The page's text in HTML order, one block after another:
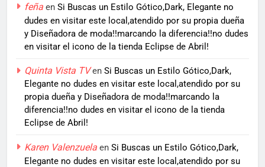
feña en Si Buscas un Estilo Gótico,Dark, Elegante no
dudes en visitar este local,atendido por su propia dueña
y Diseñadora de moda!!marcando la diferencia!!no dudes
en visitar el icono de la tienda Eclipse de Abril!
Quinta Vista TVen Si Buscas un Estilo Gótico,Dark,
Elegante no dudes en visitar este local,atendido por su
propia dueña y Diseñadora de moda!!marcando la
diferencia!!no dudes en visitar el icono de la tienda
Eclipse de Abril!
Karen Valenzuela en Si Buscas un Estilo Gótico,Dark,
Elegante no dudes en visitar este local,atendido por su